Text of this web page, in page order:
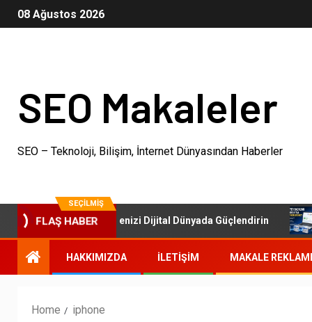
08 Ağustos 2026
SEO Makaleler
SEO – Teknoloji, Bilişim, İnternet Dünyasından Haberler
SEÇILMIŞ
FLAŞ HABER
SEO Paketleri: İşletmenizi Dijital Dünyada Güçlendirin
HAKKIMIZDA İLETIŞIM MAKALE
Home iphone